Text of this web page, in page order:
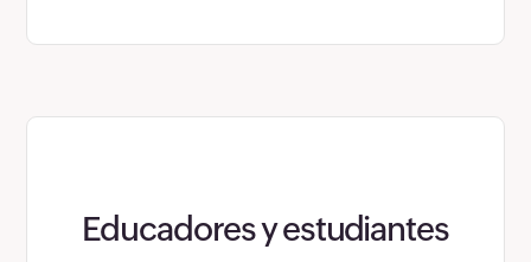
Educadores y estudiantes